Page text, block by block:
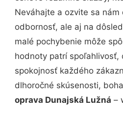
Neváhajte a ozvite sa
odbornosť, ale aj na
malé pochybenie môže
hodnoty patrí spoľahlivosť,
spokojnosť každého
dlhoročné skúsenosti,
oprava Dunajská Lužná –